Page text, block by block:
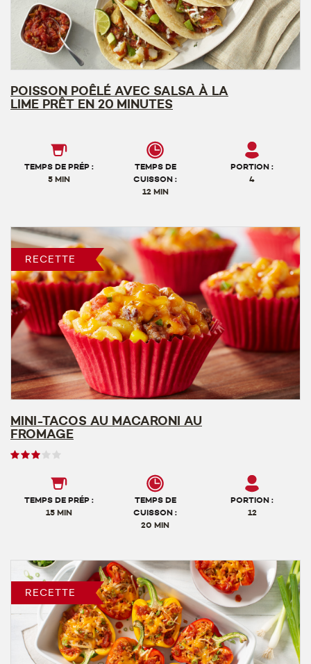
POISSON POÊLÉ AVEC SALSA À LA
LIME PRÊT EN 20 MINUTES
TEMPS DE PRÉP :
5 MIN
TEMPS DE
CUISSON :
12 MIN
PORTION :
4
RECETTE
MINI-TACOS AU MACARONI AU
FROMAGE
Note
utilisateurs,
TEMPS DE PRÉP :
15 MIN
TEMPS DE
CUISSON :
20 MIN
PORTION :
12
RECETTE